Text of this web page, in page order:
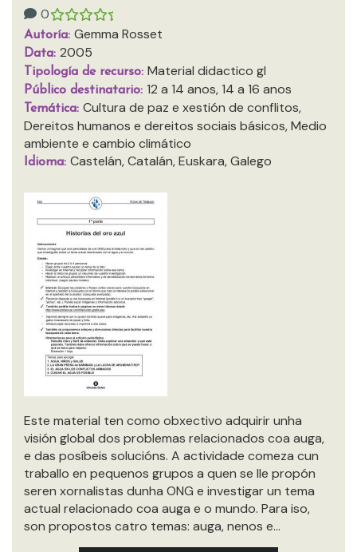
0
Autoría: Gemma Rosset
Data: 2005
Tipología de recurso: Material didactico gl
Público destinatario: 12 a 14 anos, 14 a 16 anos
Temática: Cultura de paz e xestión de conflitos,
Dereitos humanos e dereitos sociais básicos, Medio
ambiente e cambio climático
Idioma: Castelán, Catalán, Euskara, Galego
Este material ten como obxectivo adquirir unha
visión global dos problemas relacionados coa auga,
e das posíbeis solucións. A actividade comeza cun
traballo en pequenos grupos a quen se lle propón
seren xornalistas dunha ONG e investigar un tema
actual relacionado coa auga e o mundo. Para iso,
son propostos catro temas: auga, nenos e…